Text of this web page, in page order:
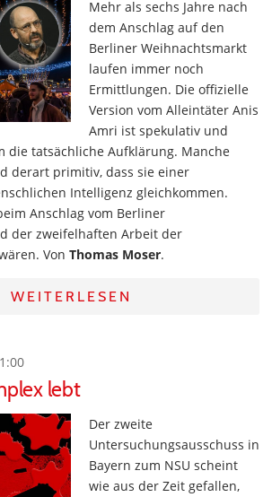
Mehr als sechs Jahre nach
dem Anschlag auf den
Berliner Weihnachtsmarkt
laufen immer noch
Ermittlungen. Die offizielle
Version vom Alleintäter Anis
Amri ist spekulativ und
die tatsächliche Aufklärung. Manche
derart primitiv, dass sie einer
Intelligenz gleichkommen.
Anschlag vom Berliner
der zweifelhaften Arbeit der
Von Thomas Moser.
WEITERLESEN
lebt
Der zweite
Untersuchungsausschuss in
Bayern zum NSU scheint
wie aus der Zeit gefallen,